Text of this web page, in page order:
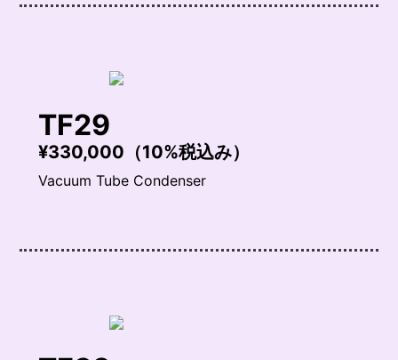
TF29
¥330,000（10%税込み）
Vacuum Tube Condenser